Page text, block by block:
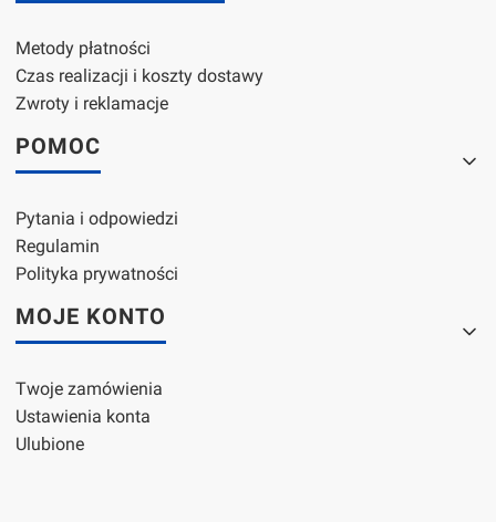
Metody płatności
Czas realizacji i koszty dostawy
Zwroty i reklamacje
POMOC
Pytania i odpowiedzi
Regulamin
Polityka prywatności
MOJE KONTO
Twoje zamówienia
Ustawienia konta
Ulubione